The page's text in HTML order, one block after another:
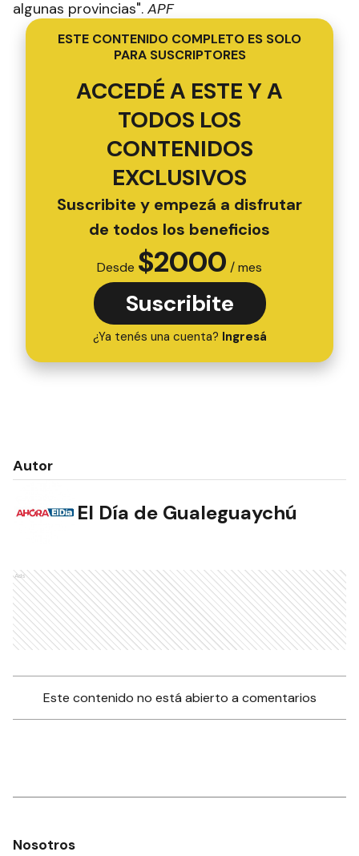
algunas provincias". APF
ESTE CONTENIDO COMPLETO ES SOLO
PARA SUSCRIPTORES
ACCEDÉ A ESTE Y A
TODOS LOS
CONTENIDOS
EXCLUSIVOS
Suscribite y empezá a disfrutar
de todos los beneficios
Desde $2000 / mes
Suscribite
¿Ya tenés una cuenta? Ingresá
Autor
El Día de Gualeguaychú
Ads
Este contenido no está abierto a comentarios
Nosotros